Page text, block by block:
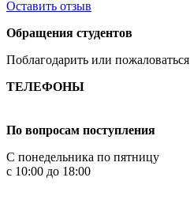
Оставить отзыв
Обращения студентов
Поблагодарить или пожаловаться
ТЕЛЕФОНЫ
По вопросам поступления
С понедельника по пятницу
с 10:00 до 18:00